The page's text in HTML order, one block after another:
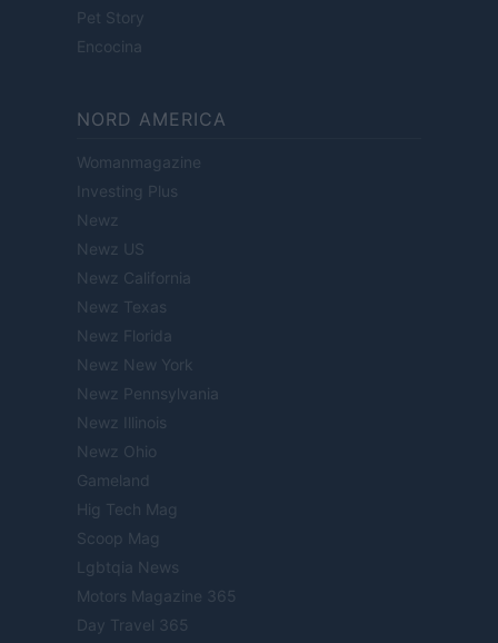
Pet Story
Encocina
NORD AMERICA
Womanmagazine
Investing Plus
Newz
Newz US
Newz California
Newz Texas
Newz Florida
Newz New York
Newz Pennsylvania
Newz Illinois
Newz Ohio
Gameland
Hig Tech Mag
Scoop Mag
Lgbtqia News
Motors Magazine 365
Day Travel 365